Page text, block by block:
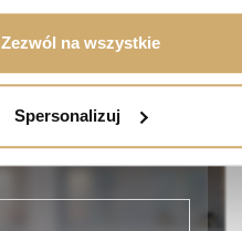
Zezwól na wszystkie
Spersonalizuj